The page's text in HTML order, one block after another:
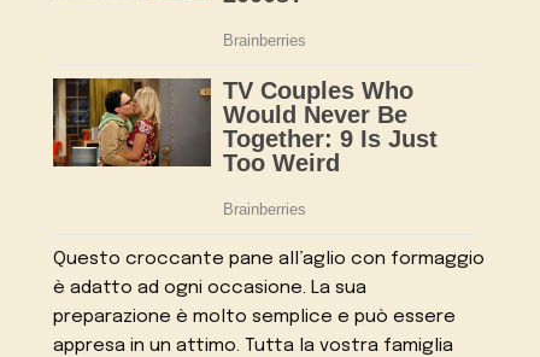
Questo croccante pane all’aglio con formaggio
è adatto ad ogni occasione. La sua
preparazione è molto semplice e può essere
appresa in un attimo. Tutta la vostra famiglia